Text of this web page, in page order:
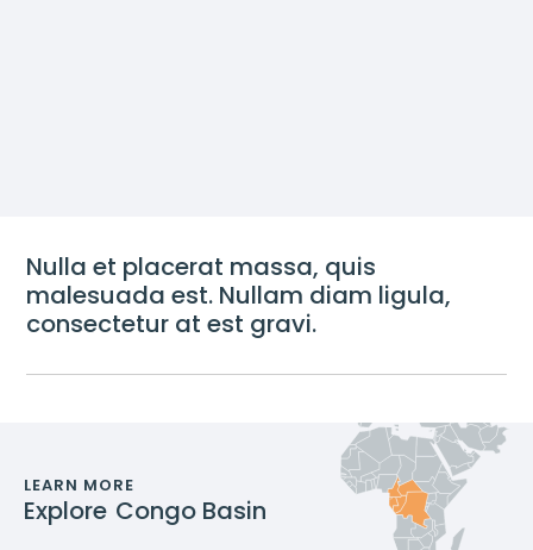
Nulla et placerat massa, quis
malesuada est. Nullam diam ligula,
consectetur at est gravi.
LEARN MORE
Explore Congo Basin